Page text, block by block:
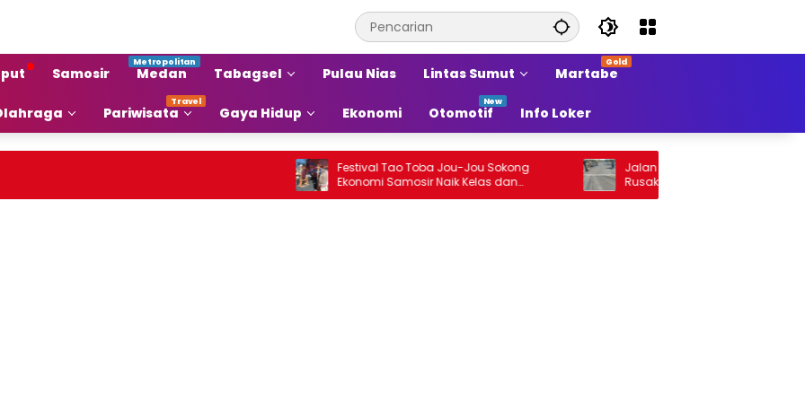
Samosir Medan Tabagsel Pulau Nias Lintas Sumut Martabe
Pariwisata Gaya Hidup Ekonomi Otomotif Info Loker
Festival Tao Toba Jou-Jou Sokong
Ekonomi Samosir Naik Kelas dan
Pariwisata Menjadi Sumber Pertumbuhan
Jalan Arteri Stabat–Pangkalan
Rusak, Pengendara Terancam Celaka